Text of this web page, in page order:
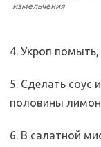
измельчения
4. Укроп
5. Сделать соус
половины
6. В салатной